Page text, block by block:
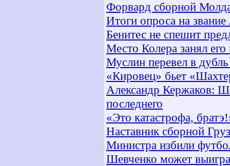
Форвард сборной
Итоги опроса на
Бенитес не спешит
Место Колера занял
Муслин перевел в
«Кировец» бьет
Александр Кержаков:
последнего
«Это катастрофа,
Наставник сборной
Министра избили
Шевченко может